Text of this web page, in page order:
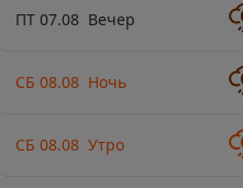
ПТ 07.08 Вечер
СБ 08.08 Ночь
СБ 08.08 Утро